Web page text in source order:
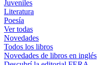
Juveniles
Literatura
Poesía
Ver todas
Novedades
Todos los libros
Novedades de libros en inglés